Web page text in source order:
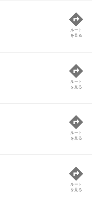
ルート
を見る
ルート
を見る
ルート
を見る
ルート
を見る